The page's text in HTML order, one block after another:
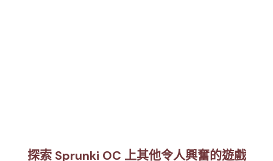
探索 Sprunki OC 上其他令人興奮的遊戲